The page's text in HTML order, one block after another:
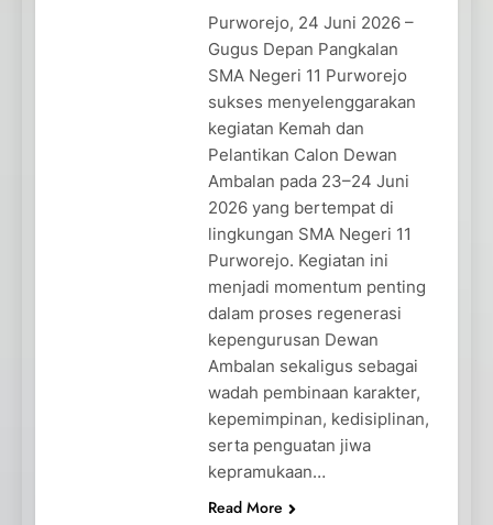
Purworejo, 24 Juni 2026 –
Gugus Depan Pangkalan
SMA Negeri 11 Purworejo
sukses menyelenggarakan
kegiatan Kemah dan
Pelantikan Calon Dewan
Ambalan pada 23–24 Juni
2026 yang bertempat di
lingkungan SMA Negeri 11
Purworejo. Kegiatan ini
menjadi momentum penting
dalam proses regenerasi
kepengurusan Dewan
Ambalan sekaligus sebagai
wadah pembinaan karakter,
kepemimpinan, kedisiplinan,
serta penguatan jiwa
kepramukaan…
Read More